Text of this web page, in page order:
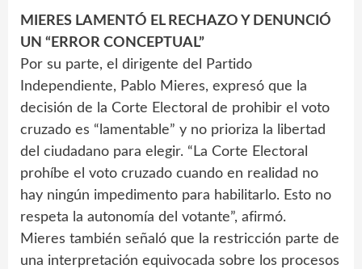
MIERES LAMENTÓ EL RECHAZO Y DENUNCIÓ
UN “ERROR CONCEPTUAL”
Por su parte, el dirigente del Partido
Independiente, Pablo Mieres, expresó que la
decisión de la Corte Electoral de prohibir el voto
cruzado es “lamentable” y no prioriza la libertad
del ciudadano para elegir. “La Corte Electoral
prohíbe el voto cruzado cuando en realidad no
hay ningún impedimento para habilitarlo. Esto no
respeta la autonomía del votante”, afirmó.
Mieres también señaló que la restricción parte de
una interpretación equivocada sobre los procesos